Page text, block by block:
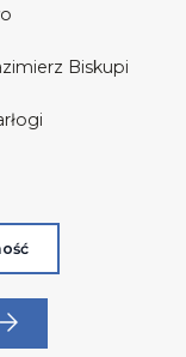
Biskupi